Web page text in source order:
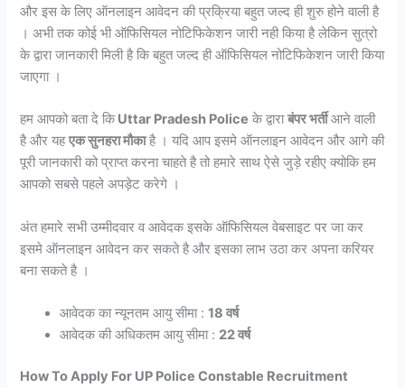
और इस के लिए ऑनलाइन आवेदन की प्रक्रिया बहुत जल्द ही शुरु होने वाली है
। अभी तक कोई भी ऑफिसियल नोटिफिकेशन जारी नही किया है लेकिन सुत्रो
के द्वारा जानकारी मिली है कि बहुत जल्द ही ऑफिसियल नोटिफिकेशन जारी किया
जाएगा ।
हम आपको बता दे किUttar Pradesh Police के द्वाराबंपर भर्तीआने वाली
है और यहएक सुनहरा मौकाहै । यदि आप इसमे ऑनलाइन आवेदन और आगे की
पूरी जानकारी को प्राप्त करना चाहते है तो हमारे साथ ऐसे जुड़े रहीए क्योकि हम
आपको सबसे पहले अपड़ेट करेगे ।
अंत हमारे सभी उम्मीदवार व आवेदक इसके ऑफिसियल वेबसाइट पर जा कर
इसमे ऑनलाइन आवेदन कर सकते है और इसका लाभ उठा कर अपना करियर
बना सकते है ।
आवेदक का न्यूनतम आयु सीमा :18 वर्ष
आवेदक की अधिकतम आयु सीमा : 22 वर्ष
How To Apply For UP Police Constable Recruitment